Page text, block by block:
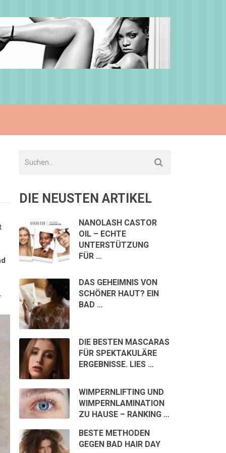
DIE NEUSTEN ARTIKEL
NANOLASH CASTOR
OIL – ECHTE
UNTERSTÜTZUNG
FÜR …
DAS GEHEIMNIS VON
SCHÖNER HAUT? EIN
BAD …
DIE BESTEN MASCARAS
FÜR SPEKTAKULÄRE
ERGEBNISSE. LIES …
WIMPERNLIFTING UND
WIMPERNLAMINATION
ZU HAUSE – RANKING …
BESTE METHODEN
GEGEN BAD HAIR DAY